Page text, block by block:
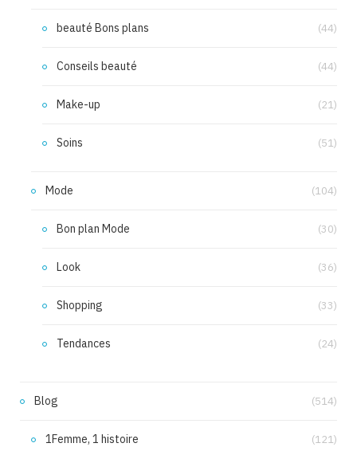
beauté Bons plans (44)
Conseils beauté (44)
Make-up (21)
Soins (51)
Mode (104)
Bon plan Mode (30)
Look (36)
Shopping (33)
Tendances (24)
Blog (514)
1Femme, 1 histoire (121)